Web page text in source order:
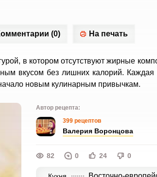
(0) На печать
в котором отсутствуют жирные
вкусом без лишних калорий. Каждая
новым кулинарным привычкам.
Автор рецепта:
399 рецептов
Валерия Воронцова
82 0 24 0